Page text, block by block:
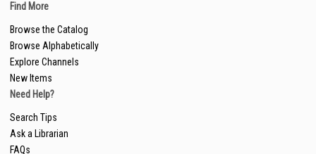
Find More
Browse the Catalog
Browse Alphabetically
Explore Channels
New Items
Need Help?
Search Tips
Ask a Librarian
FAQs